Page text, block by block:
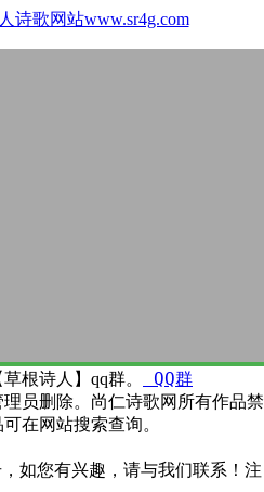
诗歌网站www.sr4g.com
根诗人】qq群。 QQ群
员删除。尚仁诗歌网所有作品禁
在网站搜索查询。
如您有兴趣，请与我们联系！